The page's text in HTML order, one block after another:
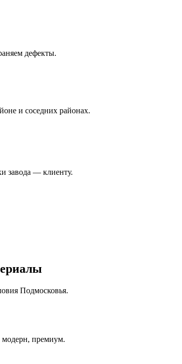
дефекты.
и соседних районах.
завода — клиенту.
Подмосковья.
премиум.